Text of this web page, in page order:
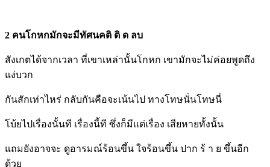
2 คนโกหกมักจะมีทัศนคติ ติ ด ลบ
สังเกตได้จากเวลา ที่เขาเหล่านั้นโกหก เขามักจะไม่ค่อยพูดถึง
แง่บวก
กันสักเท่าไหร่ กลับกันคือจะเน้นไป ทางโทษนั่นโทษนี่
โบ้ยไปเรื่องนั้นที เรื่องนี้ที ซึ่งก็มีแต่เรื่อง เสียหายทั้งนั้น
แถมยังอาจจะ ดูอารมณ์ร้อนขึ้น ใจร้อนขึ้น ปาก ร้ า ย ขึ้นอีก
ด้วย